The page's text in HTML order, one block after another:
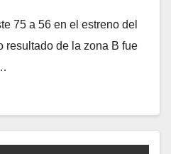
75 a 56 en el estreno del
resultado de la zona B fue